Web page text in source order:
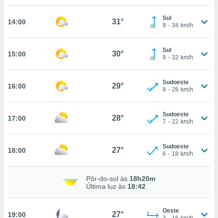
de que
o
através
14:00 31°
Sul
9 - 34 km/h
15:00 30°
Sul
9 - 32 km/h
16:00 29°
Sudoeste
8 - 28 km/h
17:00 28°
Sudoeste
7 - 22 km/h
18:00 27°
Sudoeste
6 - 18 km/h
Pôr-do-sol às 18h20m
Última luz às 18:42
19:00 27°
Oeste